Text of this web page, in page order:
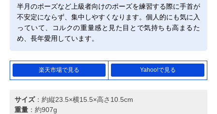
半月のポーズなど上級者向けのポーズを練習する際に手首が
不安定にならず、集中しやすくなります。個人的にも気に入
っていて、コルクの重量感と見た目とで気持ちも高まるた
め、長年愛用しています。
楽天市場で見る Yahoo!で見る
サイズ：約縦23.5×横15.5×高さ10.5cm
重量 ：約907g